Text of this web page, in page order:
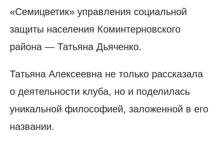
«Семицветик» управления социальной
защиты населения Коминтерновского
района — Татьяна Дьяченко.
Татьяна Алексеевна не только рассказала
о деятельности клуба, но и поделилась
уникальной философией, заложенной в его
названии.